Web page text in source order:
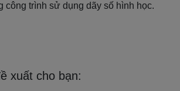
công trình sử dụng dãy số hình học.
xuất cho bạn: